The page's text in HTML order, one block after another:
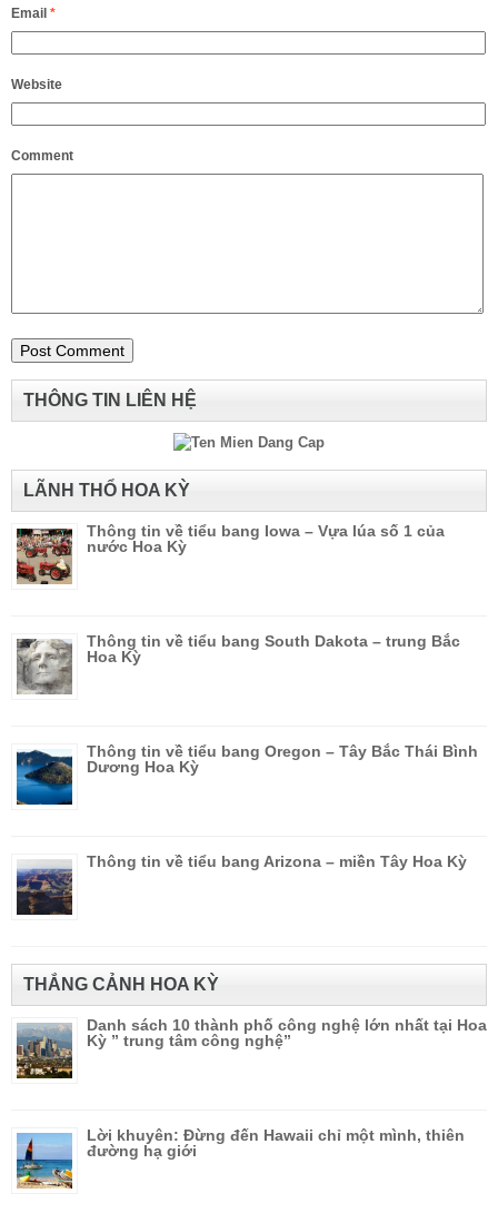
Email *
Website
Comment
THÔNG TIN LIÊN HỆ
LÃNH THỔ HOA KỲ
Thông tin về tiểu bang Iowa – Vựa lúa số 1 của
nước Hoa Kỳ
Thông tin về tiểu bang South Dakota – trung Bắc
Hoa Kỳ
Thông tin về tiểu bang Oregon – Tây Bắc Thái Bình
Dương Hoa Kỳ
Thông tin về tiểu bang Arizona – miền Tây Hoa Kỳ
THẮNG CẢNH HOA KỲ
Danh sách 10 thành phố công nghệ lớn nhất tại Hoa
Kỳ ” trung tâm công nghệ”
Lời khuyên: Đừng đến Hawaii chỉ một mình, thiên
đường hạ giới